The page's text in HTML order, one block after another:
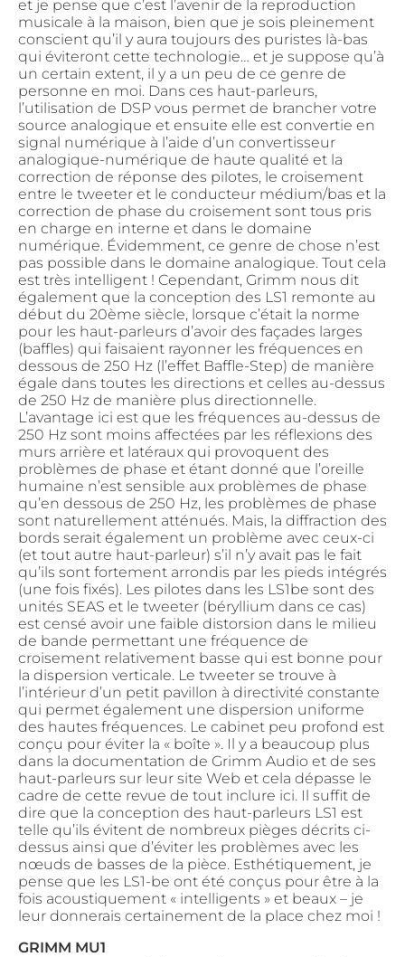
et je pense que c’est l’avenir de la reproduction
musicale à la maison, bien que je sois pleinement
conscient qu’il y aura toujours des puristes là-bas
qui éviteront cette technologie… et je suppose qu’à
un certain extent, il y a un peu de ce genre de
personne en moi. Dans ces haut-parleurs,
l’utilisation de DSP vous permet de brancher votre
source analogique et ensuite elle est convertie en
signal numérique à l’aide d’un convertisseur
analogique-numérique de haute qualité et la
correction de réponse des pilotes, le croisement
entre le tweeter et le conducteur médium/bas et la
correction de phase du croisement sont tous pris
en charge en interne et dans le domaine
numérique. Évidemment, ce genre de chose n’est
pas possible dans le domaine analogique. Tout cela
est très intelligent ! Cependant, Grimm nous dit
également que la conception des LS1 remonte au
début du 20ème siècle, lorsque c’était la norme
pour les haut-parleurs d’avoir des façades larges
(baffles) qui faisaient rayonner les fréquences en
dessous de 250 Hz (l’effet Baffle-Step) de manière
égale dans toutes les directions et celles au-dessus
de 250 Hz de manière plus directionnelle.
L’avantage ici est que les fréquences au-dessus de
250 Hz sont moins affectées par les réflexions des
murs arrière et latéraux qui provoquent des
problèmes de phase et étant donné que l’oreille
humaine n’est sensible aux problèmes de phase
qu’en dessous de 250 Hz, les problèmes de phase
sont naturellement atténués. Mais, la diffraction des
bords serait également un problème avec ceux-ci
(et tout autre haut-parleur) s’il n’y avait pas le fait
qu’ils sont fortement arrondis par les pieds intégrés
(une fois fixés). Les pilotes dans les LS1be sont des
unités SEAS et le tweeter (béryllium dans ce cas)
est censé avoir une faible distorsion dans le milieu
de bande permettant une fréquence de
croisement relativement basse qui est bonne pour
la dispersion verticale. Le tweeter se trouve à
l’intérieur d’un petit pavillon à directivité constante
qui permet également une dispersion uniforme
des hautes fréquences. Le cabinet peu profond est
conçu pour éviter la « boîte ». Il y a beaucoup plus
dans la documentation de Grimm Audio et de ses
haut-parleurs sur leur site Web et cela dépasse le
cadre de cette revue de tout inclure ici. Il suffit de
dire que la conception des haut-parleurs LS1 est
telle qu’ils évitent de nombreux pièges décrits ci-
dessus ainsi que d’éviter les problèmes avec les
nœuds de basses de la pièce. Esthétiquement, je
pense que les LS1-be ont été conçus pour être à la
fois acoustiquement « intelligents » et beaux – je
leur donnerais certainement de la place chez moi !
GRIMM MU1